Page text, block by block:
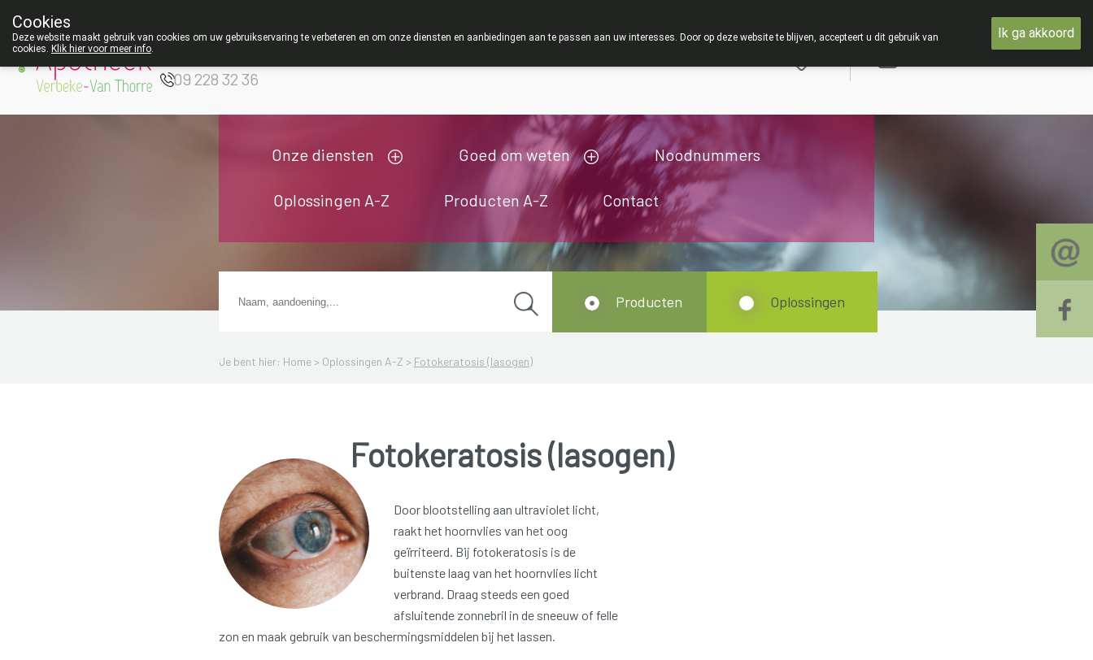
Apotheek Verbeke
- Van Thorre
09 228 32 36
Onze diensten Goed om weten Noodnummers
Oplossingen A-Z Producten A-Z Contact
Je bent hier: Home > Oplossingen A-Z > Fotokeratosis (lasogen)
Producten Oplossingen
Fotokeratosis (lasogen)
Door blootstelling aan ultraviolet licht,
raakt het hoornvlies van het oog
geïrriteerd. Bij fotokeratosis is de
buitenste laag van het hoornvlies licht
verbrand. Draag steeds een goed
afsluitende zonnebril in de sneeuw of felle
zon en maak gebruik van beschermingsmiddelen bij het lassen.
Cookies
Deze website maakt gebruik van cookies om uw gebruikservaring te verbeteren en om onze diensten en aanbiedingen aan te passen aan uw interesses. Door op deze website te blijven, accepteert u dit gebruik van
cookies. Klik hier voor meer info.
Ik ga akkoord